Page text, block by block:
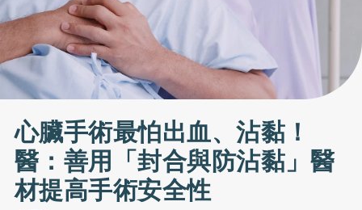
心臟手術最怕出血、沾黏！
醫：善用「封合與防沾黏」醫
材提高手術安全性